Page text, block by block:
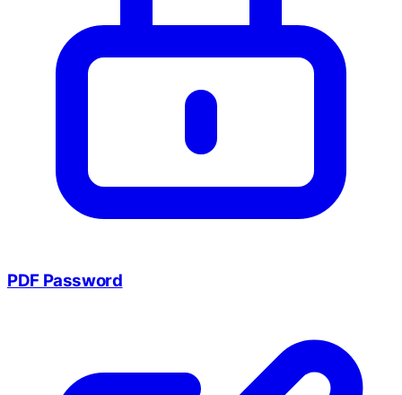
PDF Password